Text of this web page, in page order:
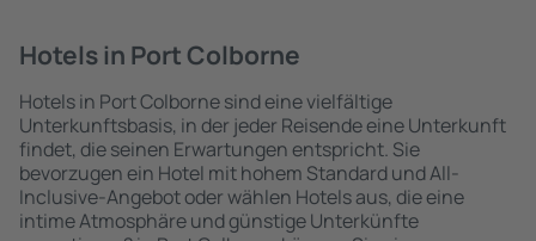
Hotels in Port Colborne
Hotels in Port Colborne sind eine vielfältige
Unterkunftsbasis, in der jeder Reisende eine Unterkunft
findet, die seinen Erwartungen entspricht. Sie
bevorzugen ein Hotel mit hohem Standard und All-
Inclusive-Angebot oder wählen Hotels aus, die eine
intime Atmosphäre und günstige Unterkünfte